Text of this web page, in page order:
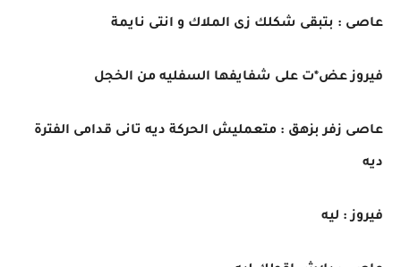
عاصى : بتبقى شكلك زى الملاك و انتى نايمة
فيروز عض*ت على شفايفها السفليه من الخجل
عاصى زفر بزهق : متعمليش الحركة ديه تانى قدامى الفترة
ديه
فيروز : ليه